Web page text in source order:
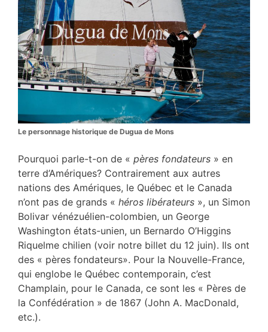
Le personnage historique de Dugua de Mons
Pourquoi parle-t-on de « pères fondateurs » en
terre d’Amériques? Contrairement aux autres
nations des Amériques, le Québec et le Canada
n’ont pas de grands « héros libérateurs », un Simon
Bolivar vénézuélien-colombien, un George
Washington états-unien, un Bernardo O’Higgins
Riquelme chilien (voir notre billet du 12 juin). Ils ont
des « pères fondateurs». Pour la Nouvelle-France,
qui englobe le Québec contemporain, c’est
Champlain, pour le Canada, ce sont les « Pères de
la Confédération » de 1867 (John A. MacDonald,
etc.).